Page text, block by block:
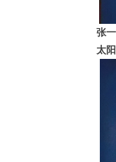
张
太阳能公司苏